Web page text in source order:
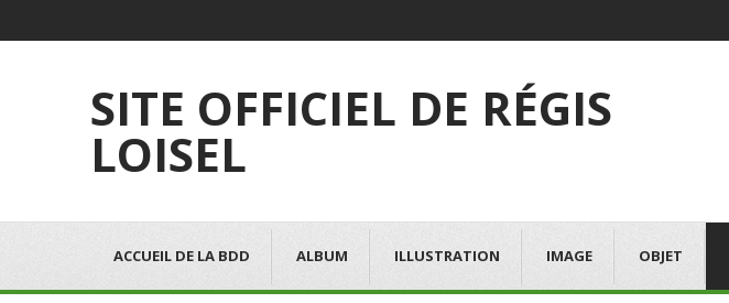
SITE OFFICIEL DE RÉGIS
LOISEL
ACCUEIL DE LA BDD ALBUM ILLUSTRATION IMAGE OBJET